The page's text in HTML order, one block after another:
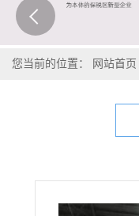
您当前的位置： 网站首页